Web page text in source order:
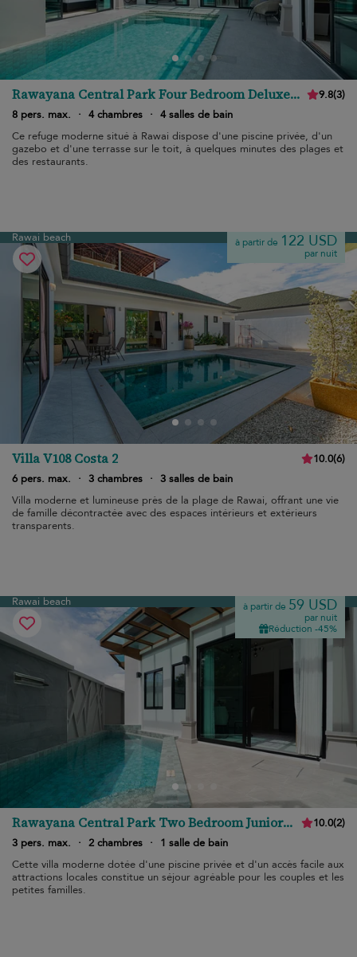
Rawayana Central Park Four Bedroom Deluxe
Villa
9.8(3)
8 pers. max.
· 4 chambres · 4 salles de bain
Ce refuge moderne situé à Rawai dispose d'une piscine privée, d'un
gazebo et d'une terrasse sur le toit, à quelques minutes des plages et
des restaurants.
Rawai beach à partir de 122 USD
par nuit
Villa V108 Costa 2 10.0(6)
6 pers. max.
· 3 chambres · 3 salles de bain
Villa moderne et lumineuse près de la plage de Rawai, offrant une vie
de famille décontractée avec des espaces intérieurs et extérieurs
transparents.
Rawai beach à partir de 59 USD
par nuit
Réduction -45%
Rawayana Central Park Two Bedroom Junior
Villa
10.0(2)
3 pers. max.
· 2 chambres ·
1 salle de bain
Cette villa moderne dotée d'une piscine privée et d'un accès facile aux
attractions locales constitue un séjour agréable pour les couples et les
petites familles.